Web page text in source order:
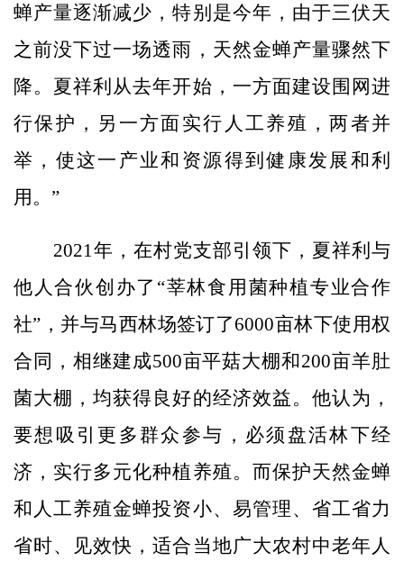
蝉产量逐渐减少，特别是今年，由于三伏天
之前没下过一场透雨，天然金蝉产量骤然下
降。夏祥利从去年开始，一方面建设围网进
行保护，另一方面实行人工养殖，两者并
举，使这一产业和资源得到健康发展和利
用。”
2021年，在村党支部引领下，夏祥利与
他人合伙创办了“莘林食用菌种植专业合作
社”，并与马西林场签订了6000亩林下使用权
合同，相继建成500亩平菇大棚和200亩羊肚
菌大棚，均获得良好的经济效益。他认为，
要想吸引更多群众参与，必须盘活林下经
济，实行多元化种植养殖。而保护天然金蝉
和人工养殖金蝉投资小、易管理、省工省力
省时、见效快，适合当地广大农村中老年人